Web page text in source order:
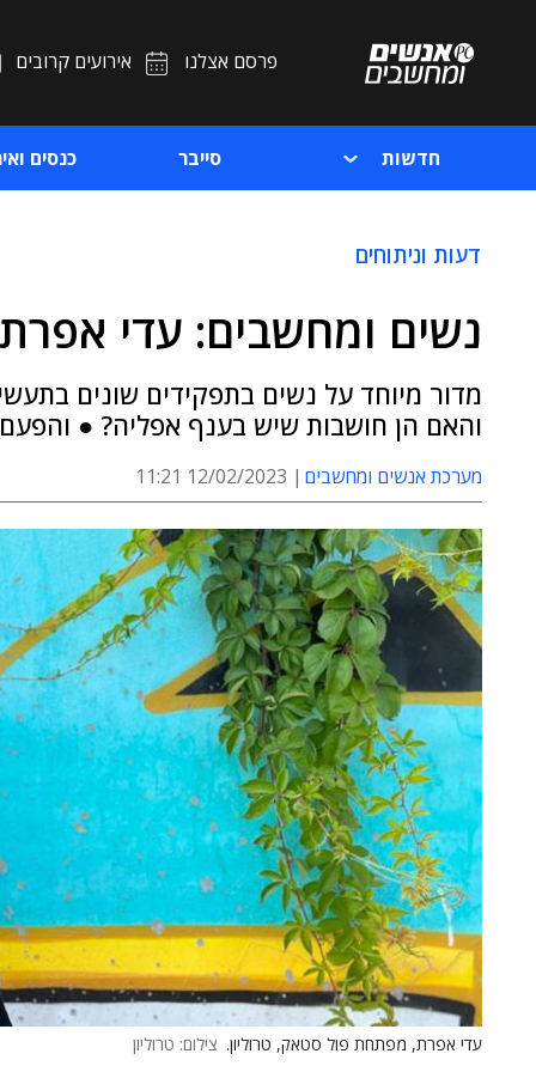
פרסם אצלנו אירועים קרובים
חדשות סייבר כנסים
דעות וניתוחים
נשים ומחשבים: עדי אפרת,
מדור מיוחד על נשים בתפקידים שונים
והאם הן חושבות שיש בענף אפליה? ●
מערכת אנשים ומחשבים 12/02/2023 11:21
עדי אפרת, מפתחת פול סטאק, טרוליון. צילום: טרוליון